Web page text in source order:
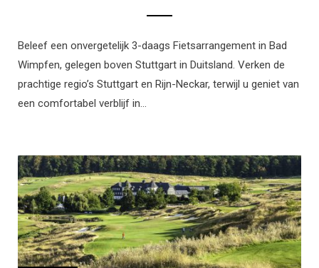
Beleef een onvergetelijk 3-daags Fietsarrangement in Bad
Wimpfen, gelegen boven Stuttgart in Duitsland. Verken de
prachtige regio’s Stuttgart en Rijn-Neckar, terwijl u geniet van
een comfortabel verblijf in…